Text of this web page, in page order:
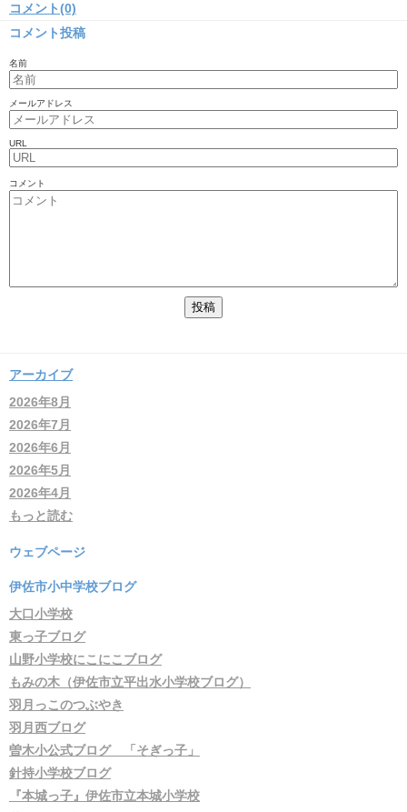
コメント(0)
コメント投稿
名前
メールアドレス
URL
コメント
アーカイブ
2026年8月
2026年7月
2026年6月
2026年5月
2026年4月
もっと読む
ウェブページ
伊佐市小中学校ブログ
大口小学校
東っ子ブログ
山野小学校にこにこブログ
もみの木（伊佐市立平出水小学校ブログ）
羽月っこのつぶやき
羽月西ブログ
曽木小公式ブログ 「そぎっ子」
針持小学校ブログ
『本城っ子』伊佐市立本城小学校